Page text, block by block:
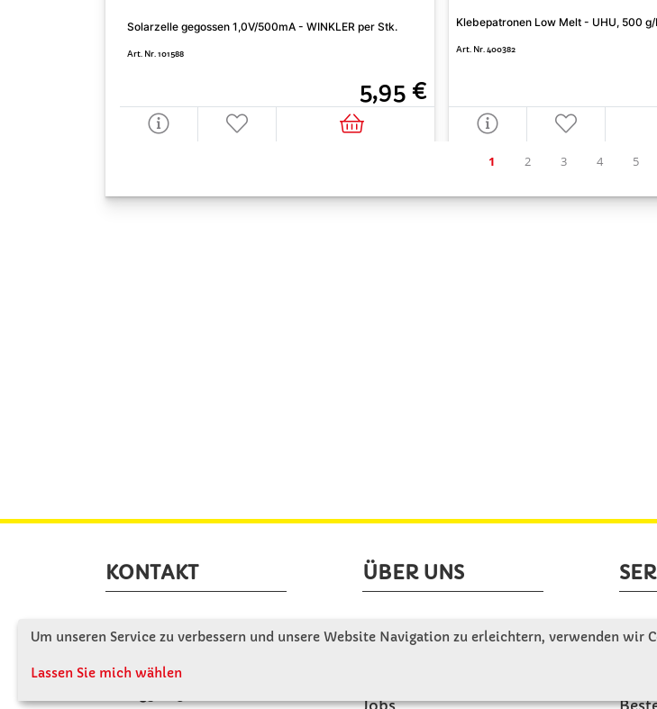
Solarzelle gegossen 1,0V/500mA - WINKLER per Stk.
Art. Nr. 101588
5,95 €
Klebepatronen Low Melt - UHU, 500 g/
Art. Nr. 400382
KONTAKT
Winkler Schulbedarf GmbH
D - 94060 Pocking
ÜBER UNS
Wir stellen uns vor
Jobs
Um unseren Service zu verbessern und unsere Website Navigation zu erleichtern, verwenden
Lassen Sie mich wählen